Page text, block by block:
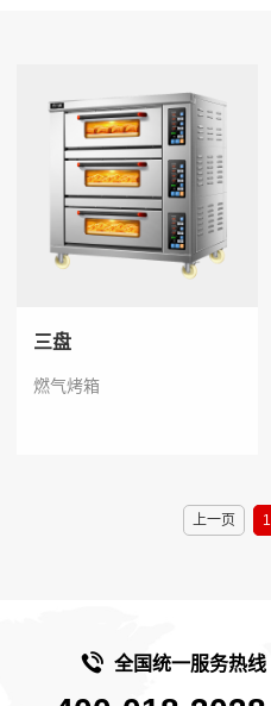
三盘
燃气烤箱
上一页 1
全国统一服务热线